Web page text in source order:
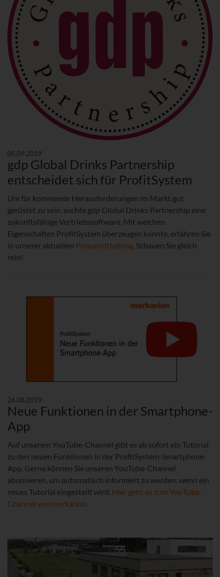
05.09.2019
gdp Global Drinks Partnership
entscheidet sich für ProfitSystem
Um für kommende Herausforderungen im Markt gut
gerüstet zu sein, suchte gdp Global Drinks Partnership eine
zukunftsfähige Vertriebssoftware. Mit welchen
Eigenschaften ProfitSystem überzeugen konnte, erfahren Sie
in unserer aktuellen Pressemitteilung. Schauen Sie gleich
rein!
26.08.2019
Neue Funktionen in der Smartphone-
App
Auf unserem YouTube-Channel gibt es ab sofort ein Tutorial
zu den neuen Funktionen in der ProfitSystem-Smartphone-
App. Gerne können Sie unseren YouTube-Channel
abonnieren, um automatisch informiert zu werden, wenn ein
neues Tutorial eingestellt wird. Hier geht es zum YouTube-
Channel von merkarion.